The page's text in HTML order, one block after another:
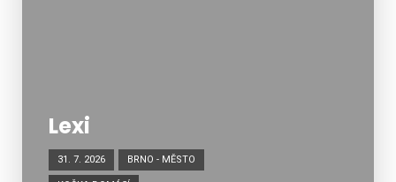
Lexi
31. 7. 2026 BRNO - MĚSTO